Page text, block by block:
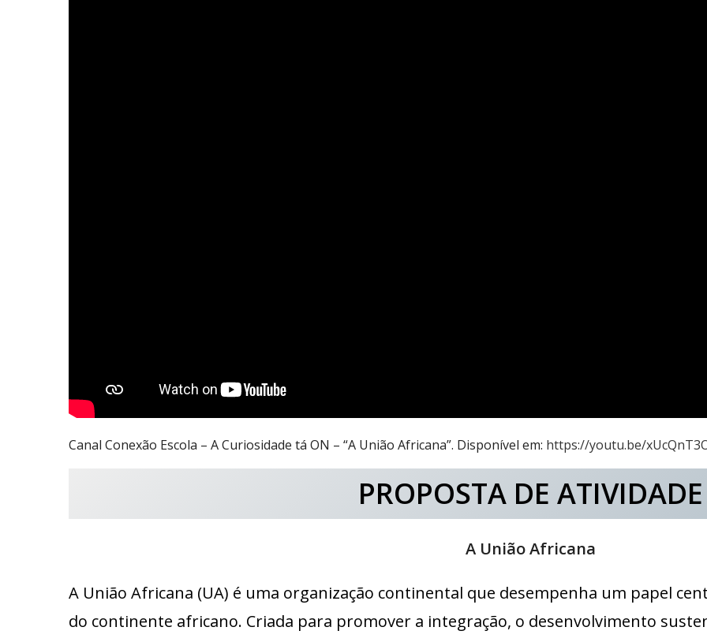
Canal Conexão Escola – A Curiosidade tá ON – “A União Africana”. Disponível em: https://youtu.be/
PROPOSTA DE ATIVIDADE
A União Africana
A União Africana (UA) é uma organização continental que desempenha um papel
do continente africano. Criada para promover a integração, o desenvolvimento